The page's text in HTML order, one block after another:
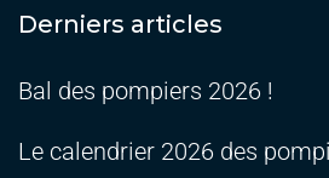
Derniers articles
Bal des pompiers 2026 !
Le calendrier 2026 des